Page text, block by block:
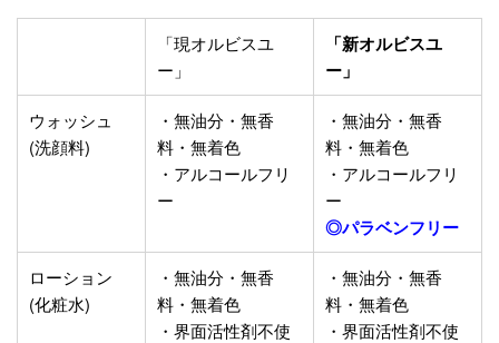
「現オルビスユ
ー」
「新オルビスユ
ー」
ウォッシュ
(洗顔料)
・無油分・無香
料・無着色
・アルコールフリ
ー
・無油分・無香
料・無着色
・アルコールフリ
ー
◎パラベンフリー
ローション
(化粧水)
・無油分・無香
料・無着色
・界面活性剤不使
・無油分・無香
料・無着色
・界面活性剤不使